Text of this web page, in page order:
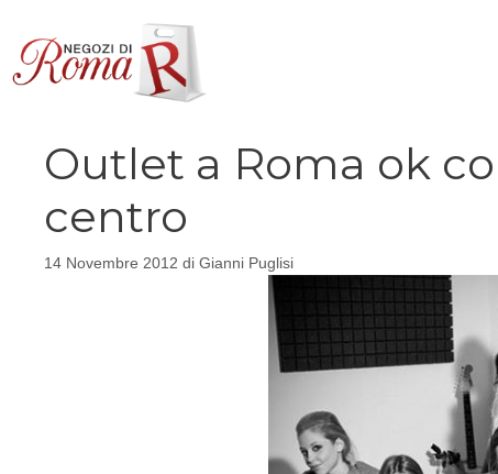
contenuto
Outlet a Roma ok
centro
14 Novembre 2012 di Gianni Puglisi